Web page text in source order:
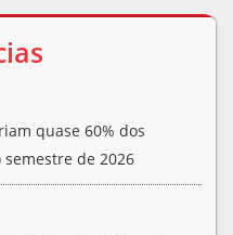
quase 60% dos
de 2026